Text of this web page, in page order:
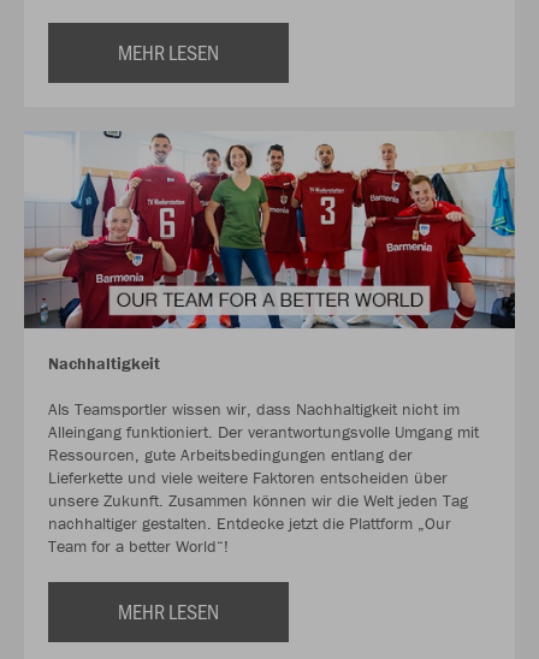
MEHR LESEN
Nachhaltigkeit
Als Teamsportler wissen wir, dass Nachhaltigkeit nicht im
Alleingang funktioniert. Der verantwortungsvolle Umgang mit
Ressourcen, gute Arbeitsbedingungen entlang der
Lieferkette und viele weitere Faktoren entscheiden über
unsere Zukunft. Zusammen können wir die Welt jeden Tag
nachhaltiger gestalten. Entdecke jetzt die Plattform „Our
Team for a better World“!
MEHR LESEN